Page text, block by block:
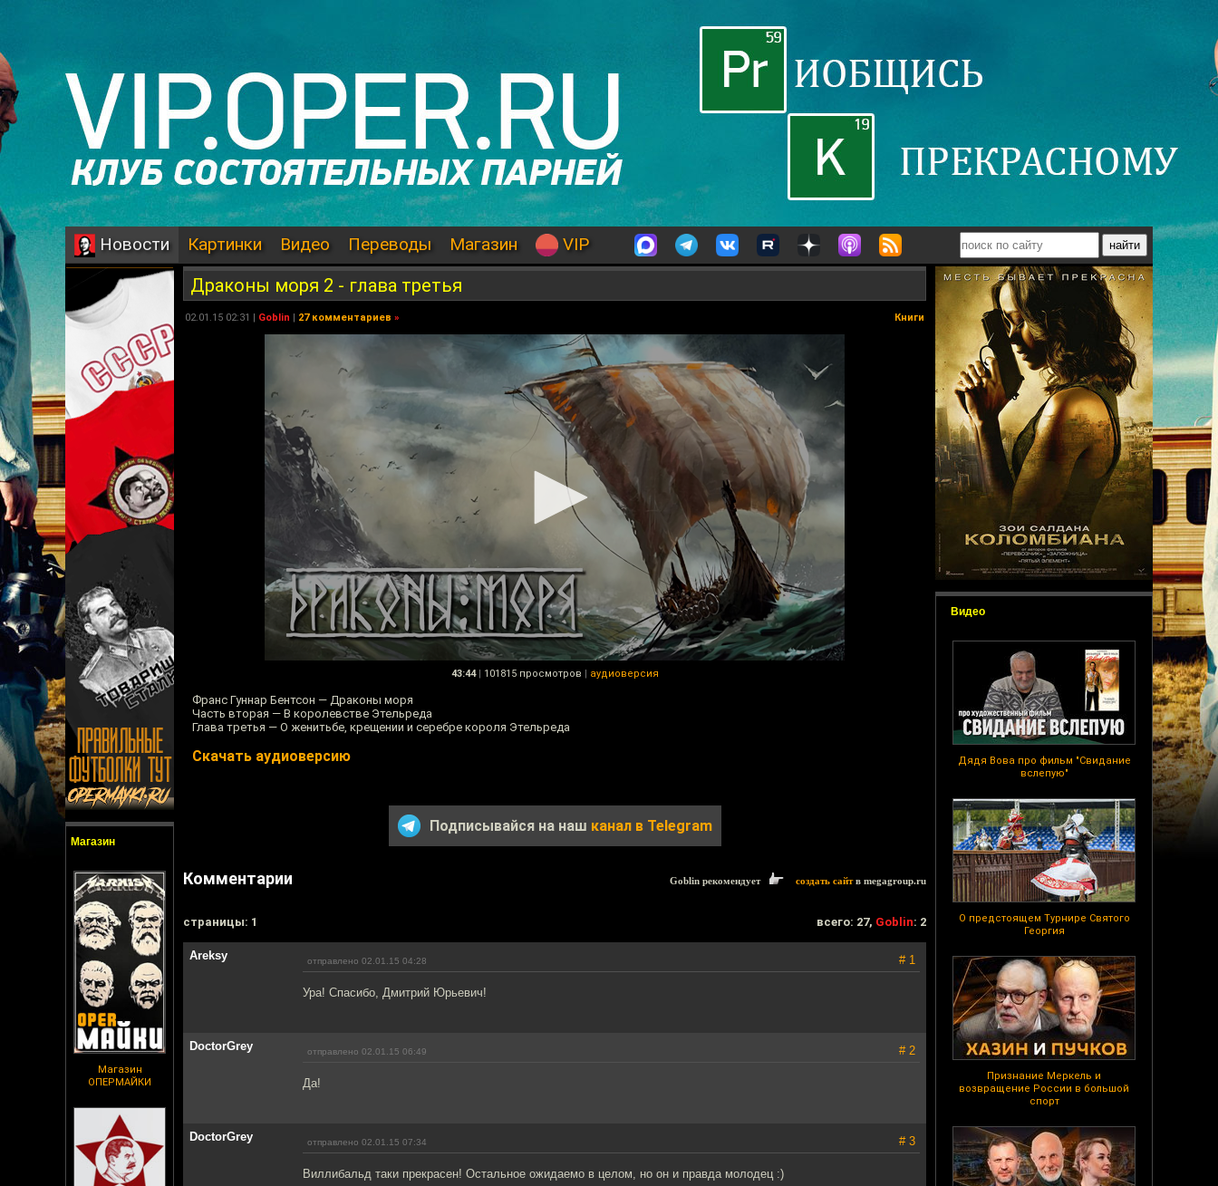
Новости Картинки Видео Переводы Магазин VIP
Магазин
Магазин
ОПЕРМАЙКИ
Видео
Дядя Вова про фильм "Свидание
вслепую"
О предстоящем Турнире Святого
Георгия
Признание Меркель и
возвращение России в большой
спорт
Драконы моря 2 - глава третья
02.01.15 02:31 | Goblin | 27 комментариев » Книги
43:44 | 101815 просмотров | аудиоверсия
Франс Гуннар Бентсон — Драконы моря
Часть вторая — В королевстве Этельреда
Глава третья — О женитьбе, крещении и серебре короля Этельреда
Скачать аудиоверсию
Подписывайся на наш канал в Telegram
Комментарии Goblin рекомендует создать сайтв megagroup.ru
cтраницы: 1 всего: 27, Goblin: 2
Areksy отправлено 02.01.15 04:28 # 1
Ура! Спасибо, Дмитрий Юрьевич!
DoctorGrey отправлено 02.01.15 06:49 # 2
Да!
DoctorGrey отправлено 02.01.15 07:34 # 3
Виллибальд таки прекрасен! Остальное ожидаемо в целом, но он и правда молодец :)